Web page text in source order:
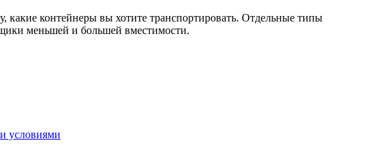
контейнеры вы хотите транспортировать. Отдельные типы
меньшей и большей вместимости.
условиями